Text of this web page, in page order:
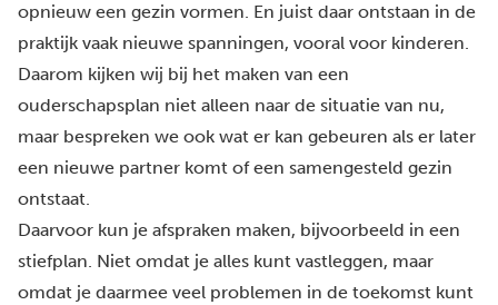
opnieuw een gezin vormen. En juist daar ontstaan in de
praktijk vaak nieuwe spanningen, vooral voor kinderen.
Daarom kijken wij bij het maken van een
ouderschapsplan niet alleen naar de situatie van nu,
maar bespreken we ook wat er kan gebeuren als er later
een nieuwe partner komt of een samengesteld gezin
ontstaat.
Daarvoor kun je afspraken maken, bijvoorbeeld in een
stiefplan. Niet omdat je alles kunt vastleggen, maar
omdat je daarmee veel problemen in de toekomst kunt